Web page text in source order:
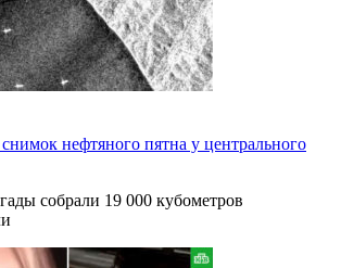
нефтяного пятна у центрального
собрали 19 000 кубометров